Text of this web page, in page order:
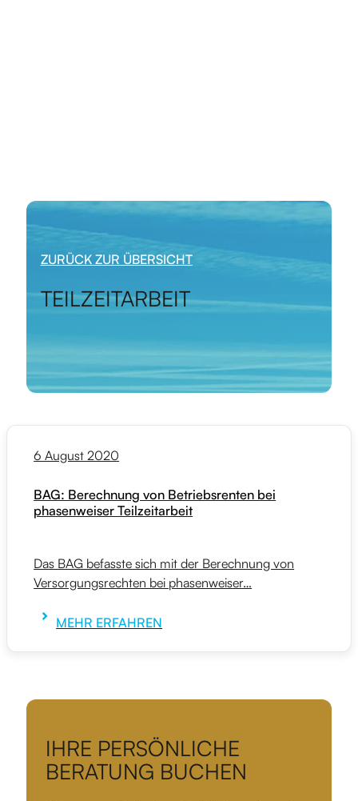
ZURÜCK ZUR ÜBERSICHT
TEILZEITARBEIT
6 August 2020
BAG: Berechnung von Betriebsrenten bei
phasenweiser Teilzeitarbeit
Das BAG befasste sich mit der Berechnung von
Versorgungsrechten bei phasenweiser…
MEHR ERFAHREN
IHRE PERSÖNLICHE
BERATUNG BUCHEN